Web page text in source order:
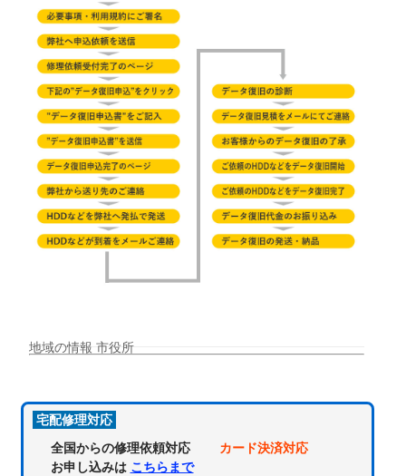
地域の情報 市役所
宅配修理対応
全国からの修理依頼対応 カード決済対応
お申し込みは こちらまで